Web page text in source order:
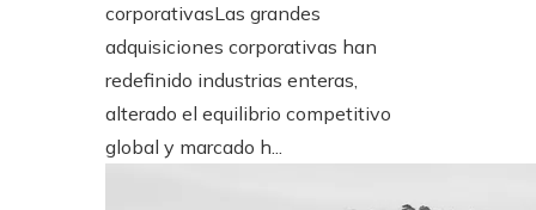
corporativasLas grandes
adquisiciones corporativas han
redefinido industrias enteras,
alterado el equilibrio competitivo
global y marcado h...